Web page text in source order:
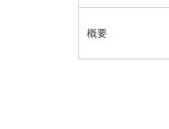
概要